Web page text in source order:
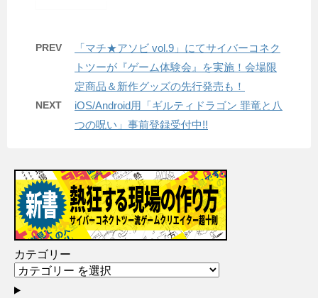
PREV
「マチ★アソビ vol.9」にてサイバーコネク
トツーが『ゲーム体験会』を実施！会場限
定商品＆新作グッズの先行発売も！
NEXT
iOS/Android用「ギルティドラゴン 罪竜と八
つの呪い」事前登録受付中!!
カテゴリー